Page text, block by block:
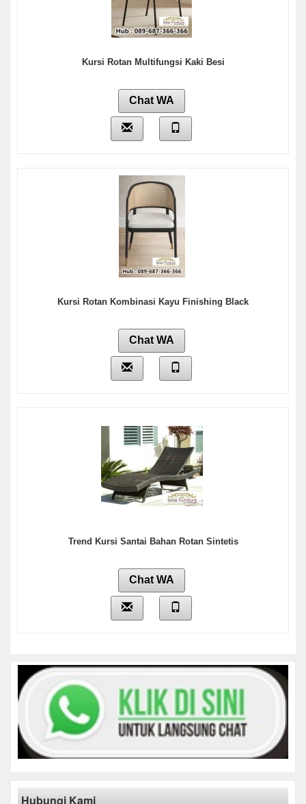
Kursi Rotan Multifungsi Kaki Besi
Chat WA
Kursi Rotan Kombinasi Kayu Finishing Black
Chat WA
Trend Kursi Santai Bahan Rotan Sintetis
Chat WA
Hubungi Kami